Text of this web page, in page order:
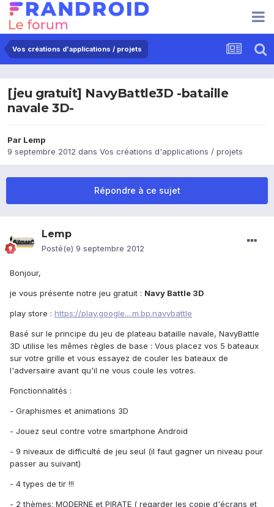
Vos créations d'applications / projets
[jeu gratuit] NavyBattle3D -bataille
navale 3D-
Par Lemp
9 septembre 2012 dans Vos créations d'applications / projets
Répondre à ce sujet
Lemp
Posté(e) 9 septembre 2012
Bonjour,
je vous présente notre jeu gratuit : Navy Battle 3D
play store : https://play.google....m.bp.navybattle
Basé sur le principe du jeu de plateau bataille navale, NavyBattle
3D utilise les mêmes règles de base : Vous placez vos 5 bateaux
sur votre grille et vous essayez de couler les bateaux de
l'adversaire avant qu'il ne vous coule les votres.
Fonctionnalités :
- Graphismes et animations 3D
- Jouez seul contre votre smartphone Android
- 9 niveaux de difficulté de jeu seul (il faut gagner un niveau pour
passer au suivant)
- 4 types de tir !!!
- 2 thèmes: MODERNE et PIRATE ( regarder les copie d'écrans et